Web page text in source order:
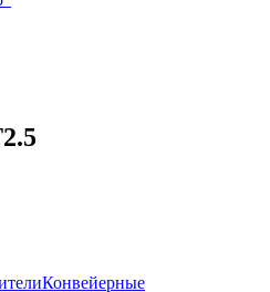
Конвейерные